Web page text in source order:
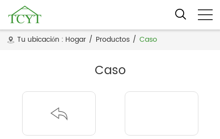
Tu ubicación : Hogar / Productos / Caso
Caso